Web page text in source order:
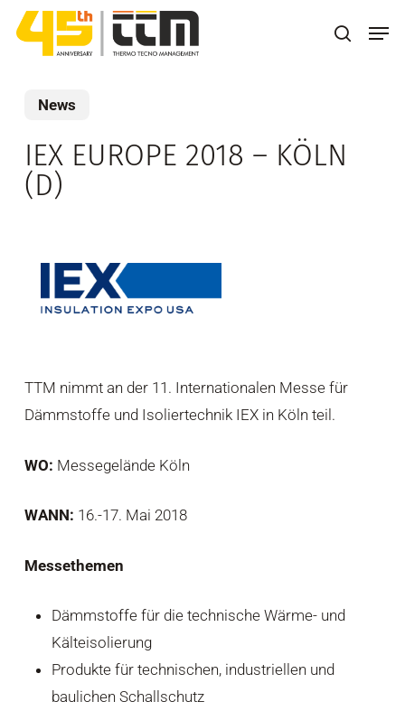
Skip
search
News
IEX EUROPE 2018 – KÖLN
(D)
TTM nimmt an der 11. Internationalen Messe für
Dämmstoffe und Isoliertechnik IEX in Köln teil.
WO: Messegelände Köln
WANN: 16.-17. Mai 2018
Messethemen
Dämmstoffe für die technische Wärme- und
Kälteisolierung
Produkte für technischen, industriellen und
baulichen Schallschutz